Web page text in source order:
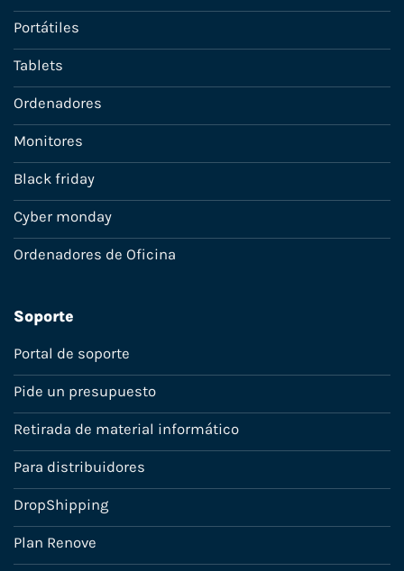
Portátiles
Tablets
Ordenadores
Monitores
Black friday
Cyber monday
Ordenadores de Oficina
Soporte
Portal de soporte
Pide un presupuesto
Retirada de material informático
Para distribuidores
DropShipping
Plan Renove